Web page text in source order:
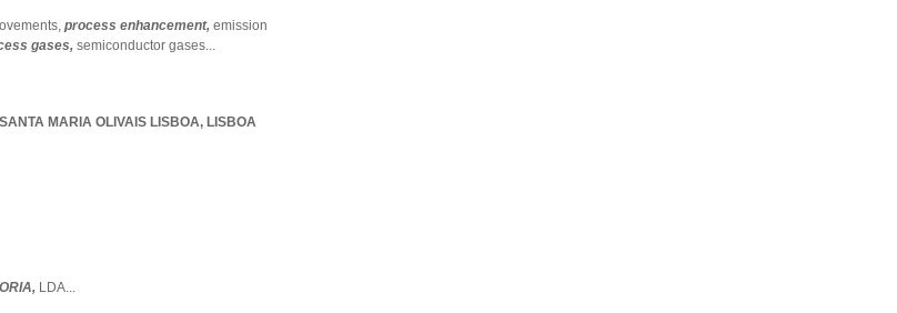
process enhancement, emission
gases, semiconductor gases...
SANTA MARIA OLIVAIS LISBOA, LISBOA
LDA...